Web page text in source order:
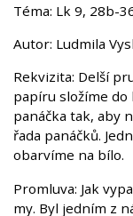
Téma: Lk 9, 28b-
Autor: Ludmila
Rekvizita: Delší
papíru složíme
panáčka tak, aby
řada panáčků.
obarvíme na bílo.
Promluva: Jak
my. Byl jedním z